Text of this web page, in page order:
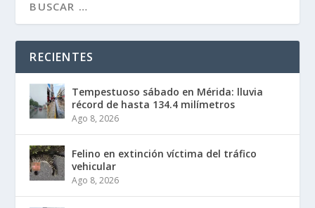
RECIENTES
Tempestuoso sábado en Mérida: lluvia
récord de hasta 134.4 milímetros
Ago 8, 2026
Felino en extinción víctima del tráfico
vehicular
Ago 8, 2026